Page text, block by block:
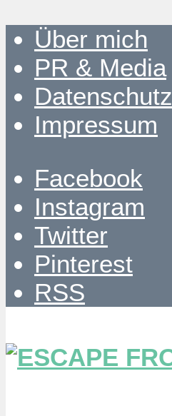
Über mich
PR & Media
Datenschutz
Impressum
Facebook
Instagram
Twitter
Pinterest
RSS